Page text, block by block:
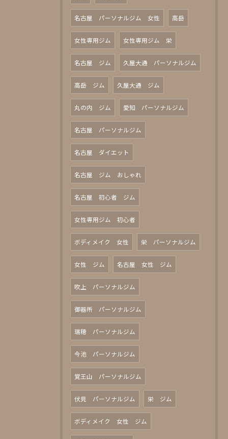
名古屋 パーソナルジム 女性 高岳
女性専用ジム 女性専用ジム 栄
名古屋 ジム 久屋大通 パーソナルジム
高岳 ジム 久屋大通 ジム
丸の内 ジム 愛知 パーソナルジム
名古屋 パーソナルジム
名古屋 ダイエット
名古屋 ジム おしゃれ
名古屋 初心者 ジム
女性専用ジム 初心者
ボディメイク 女性 栄 パーソナルジム
女性 ジム 名古屋 女性 ジム
吹上 パーソナルジム
御器所 パーソナルジム
瑞穂 パーソナルジム
今池 パーソナルジム
覚王山 パーソナルジム
伏見 パーソナルジム 栄 ジム
ボディメイク 女性 ジム